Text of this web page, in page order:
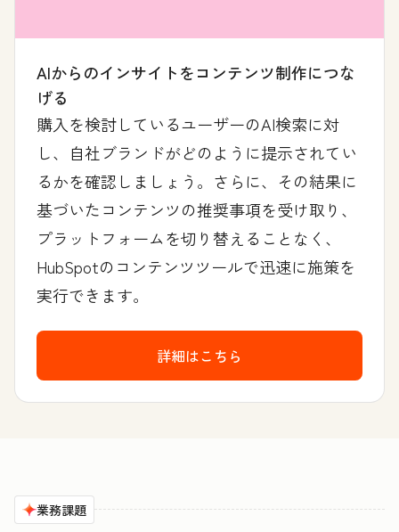
AIからのインサイトをコンテンツ制作につな
げる
購入を検討しているユーザーのAI検索に対
し、自社ブランドがどのように提示されてい
るかを確認しましょう。さらに、その結果に
基づいたコンテンツの推奨事項を受け取り、
プラットフォームを切り替えることなく、
HubSpotのコンテンツツールで迅速に施策を
実行できます。
詳細はこちら
業務課題